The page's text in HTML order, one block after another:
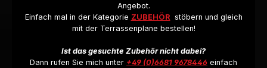
Angebot.
Einfach mal in der Kategorie ZUBEHÖR stöbern und gleich
mit der Terrassenplane bestellen!
Ist das gesuchte Zubehör nicht dabei?
Dann rufen Sie mich unter +49 (0)6681 9678446 einfach